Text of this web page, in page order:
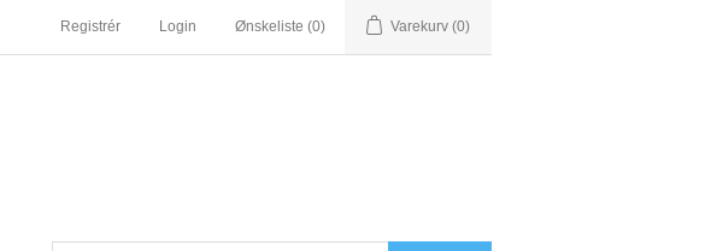
Registrér Login Ønskeliste (0) Varekurv (0)